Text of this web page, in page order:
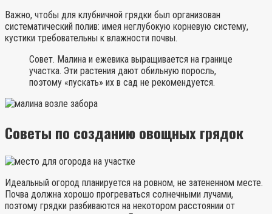
Важно, чтобы для клубничной грядки был организован
систематический полив: имея неглубокую корневую систему,
кустики требовательны к влажности почвы.
Совет. Малина и ежевика выращивается на границе
участка. Эти растения дают обильную поросль,
поэтому «пускать» их в сад не рекомендуется.
Советы по созданию овощных грядок
Идеальный огород планируется на ровном, не затененном месте.
Почва должна хорошо прогреваться солнечными лучами,
поэтому грядки разбиваются на некотором расстоянии от